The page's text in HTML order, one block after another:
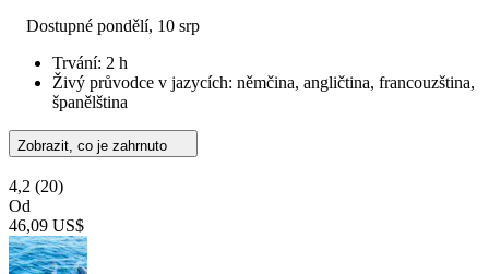
Dostupné pondělí, 10 srp
Trvání: 2 h
Živý průvodce v jazycích: němčina, angličtina, francouzština,
španělština
Zobrazit, co je zahrnuto
4,2 (20)
Od
46,09 US$